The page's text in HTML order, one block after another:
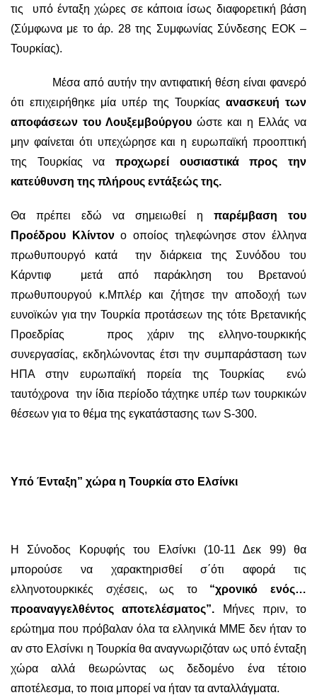
τις υπό ένταξη χώρες σε κάποια ίσως διαφορετική βάση
(Σύμφωνα με το άρ. 28 της Συμφωνίας Σύνδεσης ΕΟΚ –
Τουρκίας).
Μέσα από αυτήν την αντιφατική θέση είναι φανερό
ότι επιχειρήθηκε μία υπέρ της Τουρκίας ανασκευή των
αποφάσεων του Λουξεμβούργου ώστε και η Ελλάς να
μην φαίνεται ότι υπεχώρησε και η ευρωπαϊκή προοπτική
της Τουρκίας να προχωρεί ουσιαστικά προς την
κατεύθυνση της πλήρους εντάξεώς της.
Θα πρέπει εδώ να σημειωθεί η παρέμβαση του
Προέδρου Κλίντονο οποίος τηλεφώνησε στον έλληνα
πρωθυπουργό κατά την διάρκεια της Συνόδου του
Κάρντιφ μετά από παράκληση του Βρετανού
πρωθυπουργού κ.Μπλέρ και ζήτησε την αποδοχή των
ευνοϊκών για την Τουρκία προτάσεων της τότε Βρετανικής
Προεδρίας προς χάριν της ελληνο-τουρκικής
συνεργασίας, εκδηλώνοντας έτσι την συμπαράσταση των
ΗΠΑ στην ευρωπαϊκή πορεία της Τουρκίας ενώ
ταυτόχρονα την ίδια περίοδο τάχτηκε υπέρ των τουρκικών
θέσεων για το θέμα της εγκατάστασης των S-300.
Υπό Ένταξη” χώρα η Τουρκία στο Ελσίνκι
Η Σύνοδος Κορυφής του Ελσίνκι (10-11 Δεκ 99) θα
μπορούσε να χαρακτηρισθεί σ΄ότι αφορά τις
ελληνοτουρκικές σχέσεις, ως το “χρονικό ενός…
προαναγγελθέντος αποτελέσματος”.
Μήνες πριν, το
ερώτημα που πρόβαλαν όλα τα ελληνικά ΜΜΕ δεν ήταν το
αν στο Ελσίνκι η Τουρκία θα αναγνωριζόταν ως υπό ένταξη
χώρα αλλά θεωρώντας ως δεδομένο ένα τέτοιο
αποτέλεσμα, το ποια μπορεί να ήταν τα ανταλλάγματα.